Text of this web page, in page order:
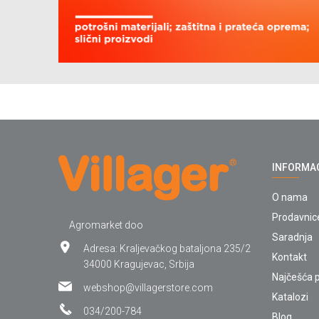
Agromarket doo
Adresa: Kraljevačkog bataljona 235/2
34000 Kragujevac, Srbija
webshop@villagerstore.com
034/200-784
O nama
Saradnja
Kontakt
Najčešća
Katalozi